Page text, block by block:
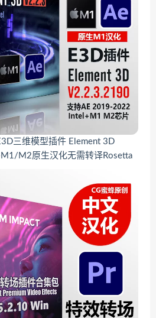
三维模型插件 Element 3D
M2原生汉化无需转译Rosetta